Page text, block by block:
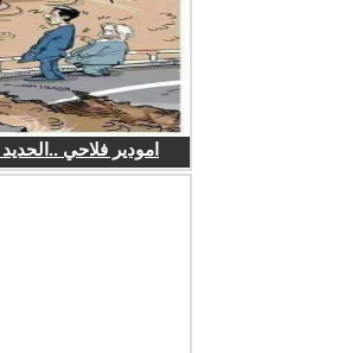
امودير فلاحي ..الحديد